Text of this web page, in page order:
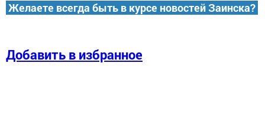
Желаете всегда быть в курсе новостей Заинска?
Добавить в избранное